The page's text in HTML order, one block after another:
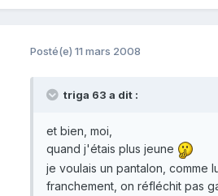
Posté(e) 11 mars 2008
triga 63 a dit :
et bien, moi,
quand j'étais plus jeune
je voulais un pantalon, comme
franchement, on réfléchit pas